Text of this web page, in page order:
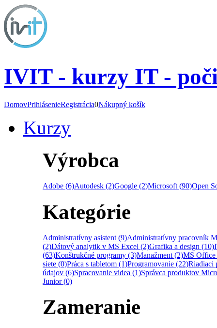
IVIT - kurzy IT -
DomovPrihlásenieRegistrácia0Nákupný košík
Kurzy
Výrobca
Adobe (6)Autodesk (2)Google (2)Microsoft (90)Open
Kategórie
Administratívny asistent (9)Administratívny pracovník
(2)Dátový analytik v MS Excel (2)Grafika a design (10)
(63)Konštrukčné programy (3)Manažment (2)MS Office
siete (0)Práca s tabletom (1)Programovanie (22)Riadiaci
údajov (6)Spracovanie videa (1)Správca produktov
Junior (0)
Zameranie